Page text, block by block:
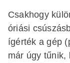
Csakhogy
óriási
ígérték a gép
már úgy tűnik,